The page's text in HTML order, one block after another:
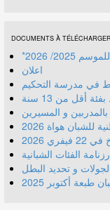
DOCUMENTS À TÉLÉCHARGER
2026
اعلان
في مدرسة التحكيم
أقل من 13 سنة
و المسيرين
رزنامة الفئات الشبانية
و تحديد البطل
أكتوبر 2025